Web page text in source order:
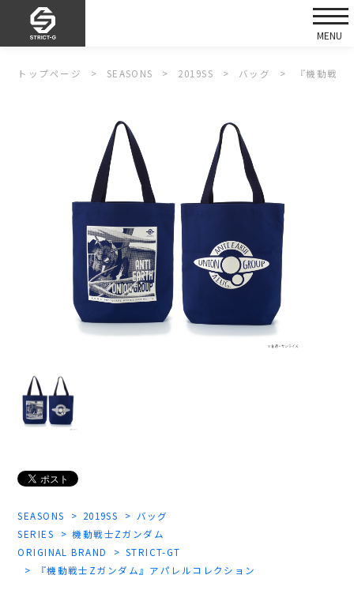
トップページ SEASONS 2019SS バッグ 『機動戦
SEASONS 2019SS
バッグ
SERIES
機動戦士Zガンダム
ORIGINAL BRAND
STRICT-GT
『機動戦士Zガンダム』アパレルコレクション